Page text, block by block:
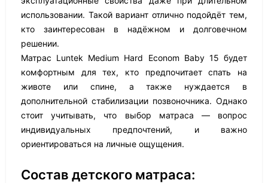
использовании. Такой вариант отлично подойдёт тем,
кто заинтересован в надёжном и долговечном
решении.
Матрас Luntek Medium Hard Econom Baby 15 будет
комфортным для тех, кто предпочитает спать на
животе или спине, а также нуждается в
дополнительной стабилизации позвоночника. Однако
стоит учитывать, что выбор матраса — вопрос
индивидуальных предпочтений, и важно
ориентироваться на личные ощущения.
Состав детского матраса: